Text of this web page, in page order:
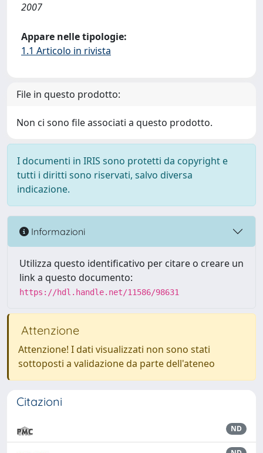
2007
Appare nelle tipologie:
1.1 Articolo in rivista
File in questo prodotto:
Non ci sono file associati a questo prodotto.
I documenti in IRIS sono protetti da copyright e
tutti i diritti sono riservati, salvo diversa
indicazione.
Informazioni
Utilizza questo identificativo per citare o creare un
link a questo documento:
https://hdl.handle.net/11586/98631
Attenzione
Attenzione! I dati visualizzati non sono stati
sottoposti a validazione da parte dell'ateneo
Citazioni
ND